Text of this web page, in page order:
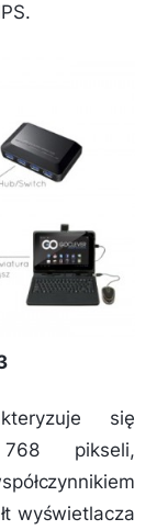
się
pikseli,
wyświetlacza